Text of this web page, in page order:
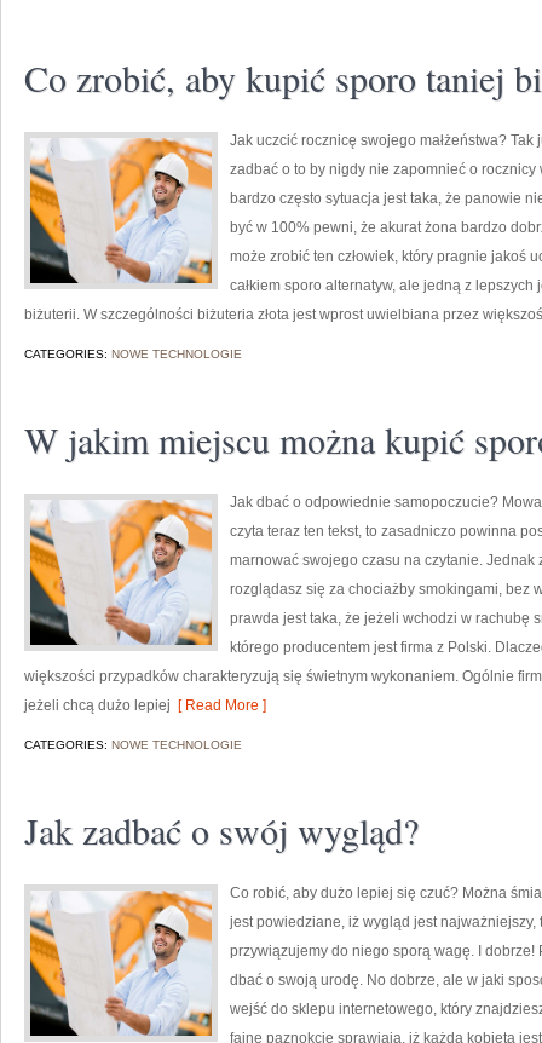
Co zrobić, aby kupić sporo taniej
Jak uczcić rocznicę swojego małżeństwa?
zadbać o to by nigdy nie zapomnieć o rocznicy
bardzo często sytuacja jest taka, że panowie
być w 100% pewni, że akurat żona bardzo
może zrobić ten człowiek, który pragnie jakoś
całkiem sporo alternatyw, ale jedną z
biżuterii. W szczególności biżuteria złota jest wprost uwielbiana przez
CATEGORIES: NOWE TECHNOLOGIE
W jakim miejscu można kupić
Jak dbać o odpowiednie samopoczucie?
czyta teraz ten tekst, to zasadniczo powinna
marnować swojego czasu na czytanie. Jednak
rozglądasz się za chociażby smokingami, bez
prawda jest taka, że jeżeli wchodzi w rachubę
którego producentem jest firma z Polski.
większości przypadków charakteryzują się świetnym wykonaniem. Ogólnie
jeżeli chcą dużo lepiej [ Read More ]
CATEGORIES: NOWE TECHNOLOGIE
Jak zadbać o swój wygląd?
Co robić, aby dużo lepiej się czuć? Można
jest powiedziane, iż wygląd jest
przywiązujemy do niego sporą wagę. I
dbać o swoją urodę. No dobrze, ale w jaki
wejść do sklepu internetowego, który
fajne paznokcie sprawiają, iż każda kobieta